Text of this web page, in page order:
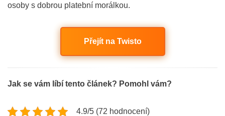
osoby s dobrou platební morálkou.
Přejít na Twisto
Jak se vám líbí tento článek? Pomohl vám?
4.9/5 (72 hodnocení)